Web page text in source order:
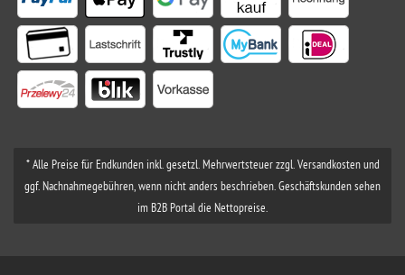
* Alle Preise für Endkunden inkl. gesetzl. Mehrwertsteuer zzgl. Versandkosten und
ggf. Nachnahmegebühren, wenn nicht anders beschrieben. Geschäftskunden sehen
im B2B Portal die Nettopreise.